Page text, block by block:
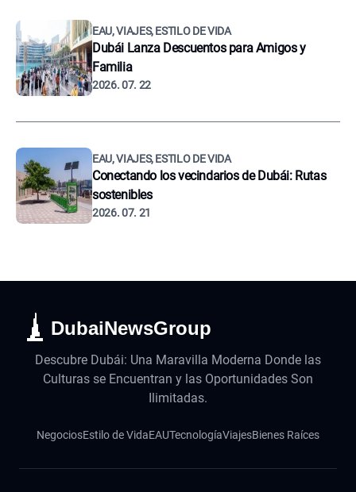
EAU, VIAJES, ESTILO DE VIDA
Dubái Lanza Descuentos para Amigos y
Familia
2026. 07. 22
EAU, VIAJES, ESTILO DE VIDA
Conectando los vecindarios de Dubái: Rutas
sostenibles
2026. 07. 21
DubaiNewsGroup
Descubre Dubái: Una Maravilla Moderna Donde las
Culturas se Encuentran y las Oportunidades Son
Ilimitadas.
NegociosEstilo de VidaEAUTecnologíaViajesBienes Raíces